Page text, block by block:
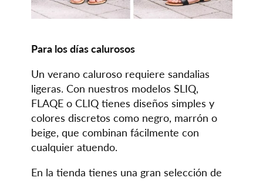
Para los días calurosos
Un verano caluroso requiere sandalias
ligeras. Con nuestros modelos SLIQ,
FLAQE o CLIQ tienes diseños simples y
colores discretos como negro, marrón o
beige, que combinan fácilmente con
cualquier atuendo.
En la tienda tienes una gran selección de